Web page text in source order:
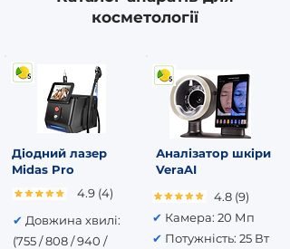
косметології
Діодний лазер
Midas Pro
4.9 (4)
✔ Довжина хвилі:
(755 / 808 / 940 /
Аналізатор шкіри
VeraAI
4.8 (9)
✔ Камера: 20 Мп
✔ Потужність: 25 Вт